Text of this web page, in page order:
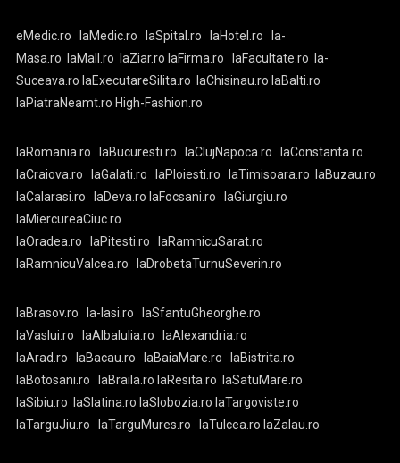
eMedic.ro laMedic.ro laSpital.ro laHotel.ro
la-
Masa.ro
laMall.ro laZiar.ro laFirma.ro laFacultate.ro
la-
Suceava.ro laExecutareSilita.ro laChisinau.ro laBalti.ro
laPiatraNeamt.ro High-Fashion.ro
laRomania.ro laBucuresti.ro laClujNapoca.ro
laConstanta.ro
laCraiova.ro
laGalati.ro laPloiesti.ro laTimisoara.ro
laBuzau.ro
laCalarasi.ro
laDeva.ro laFocsani.ro
laGiurgiu.ro
laMiercureaCiuc.ro
laOradea.ro
laPitesti.ro
laRamnicuSarat.ro
laRamnicuValcea.ro
laDrobetaTurnuSeverin.ro
laBrasov.ro la-Iasi.ro
laSfantuGheorghe.ro
laVaslui.ro
laAlbaIulia.ro
laAlexandria.ro
laArad.ro
laBacau.ro laBaiaMare.ro
laBistrita.ro
laBotosani.ro
laBraila.ro laResita.ro
laSatuMare.ro
laSibiu.ro
laSlatina.ro laSlobozia.ro laTargoviste.ro
laTarguJiu.ro
laTarguMures.ro laTulcea.ro laZalau.ro